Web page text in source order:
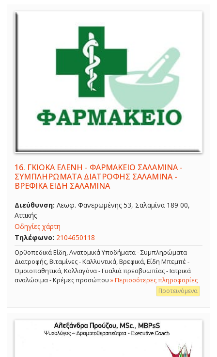
16. ΓΚΙΟΚΑ ΕΛΕΝΗ - ΦΑΡΜΑΚΕΙΟ ΣΑΛΑΜΙΝΑ -
ΣΥΜΠΛΗΡΩΜΑΤΑ ΔΙΑΤΡΟΦΗΣ ΣΑΛΑΜΙΝΑ -
ΒΡΕΦΙΚΑ ΕΙΔΗ ΣΑΛΑΜΙΝΑ
Διεύθυνση: Λεωφ. Φανερωμένης 53, Σαλαμίνα 189 00,
Αττικής
Οδηγίες χάρτη
Τηλέφωνο: 2104650118
Ορθοπεδικά Είδη, Ανατομικά Υποδήματα - Συμπληρώματα
Διατροφής, Βιταμίνες - Καλλυντικά, Βρεφικά, Είδη Μπεμπέ -
Ομοιοπαθητικά, Κολλαγόνα - Γυαλιά πρεσβυωπίας - Ιατρικά
αναλώσιμα - Κρέμες προσώπου » Περισσότερες πληροφορίες
Προτεινόμενα